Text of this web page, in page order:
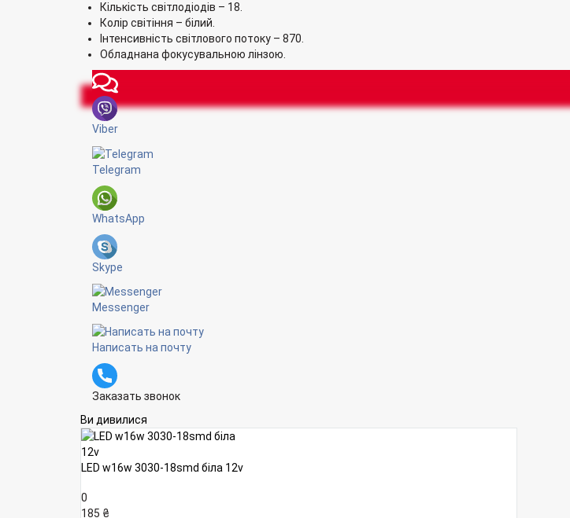
Кількість світлодіодів – 18.
Колір світіння – білий.
Інтенсивність світлового потоку – 870.
Обладнана фокусувальною лінзою.
Viber
Telegram
WhatsApp
Skype
Messenger
Написать на почту
Заказать звонок
Ви дивилися
LED w16w 3030-18smd біла 12v
0
185 ₴